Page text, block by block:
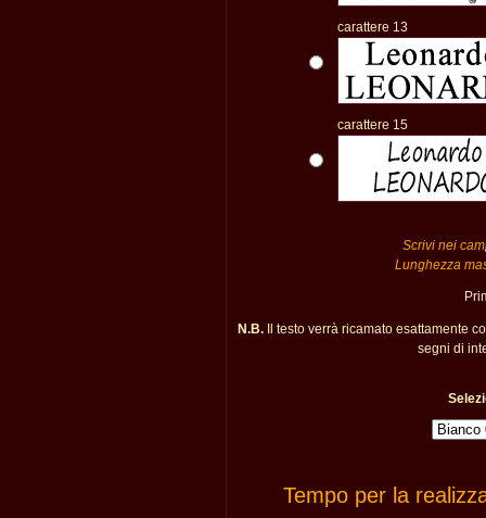
carattere 13
carattere 15
Scrivi nei
Lunghezza
N.B. Il testo verrà ricamato esattamente
segni di
Tempo per la